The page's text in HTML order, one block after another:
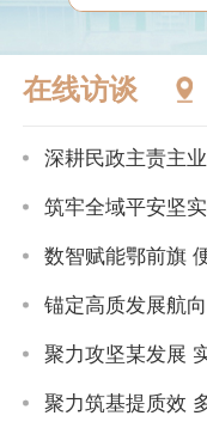
在线访谈